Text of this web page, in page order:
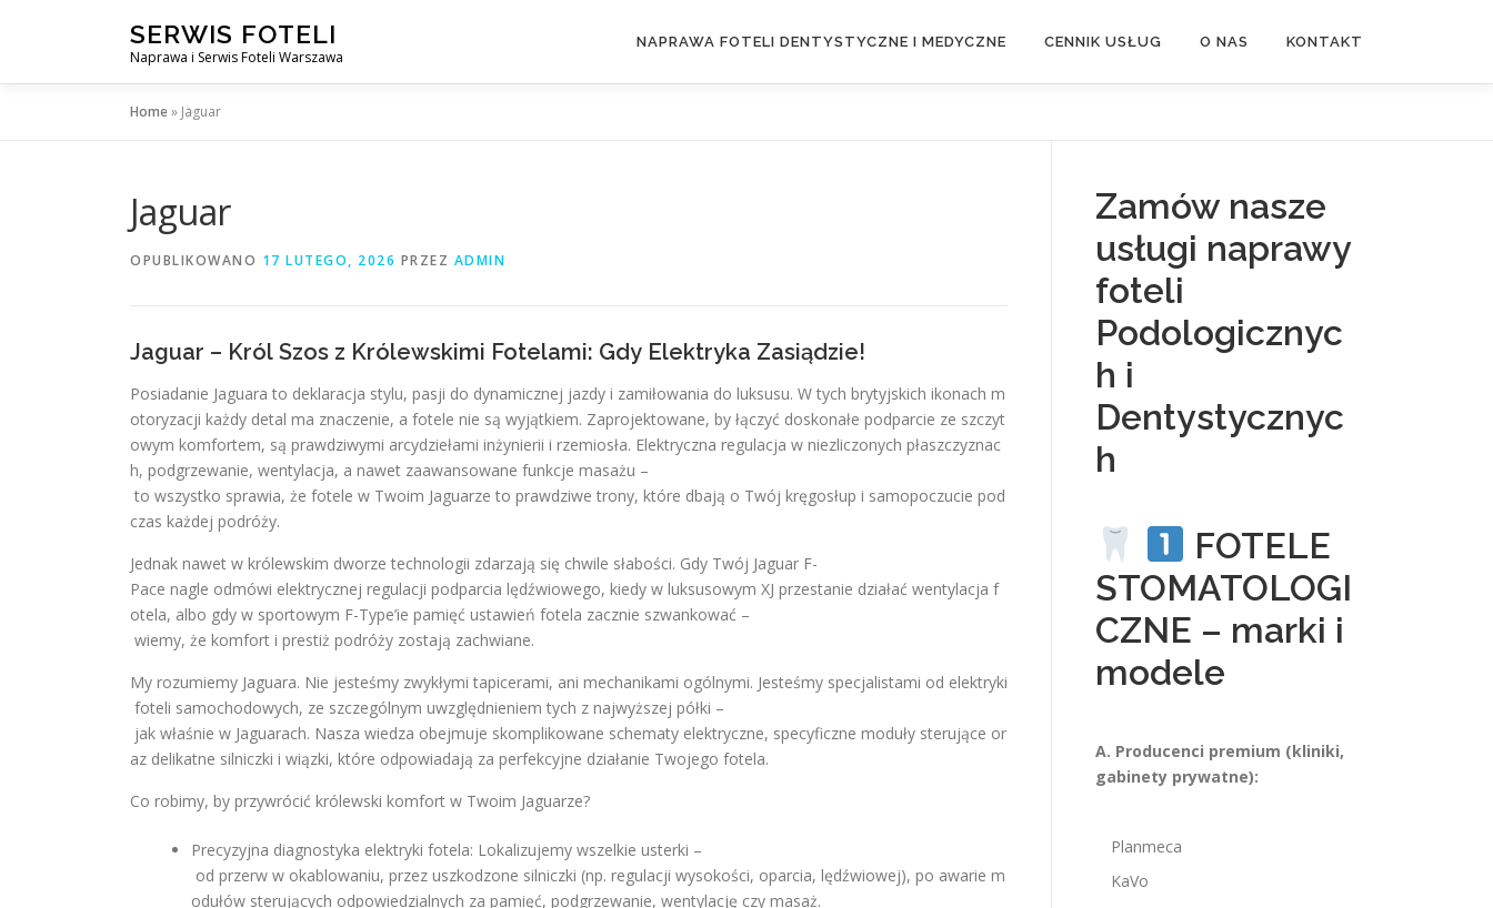
SERWIS FOTELI
Naprawa i Serwis Foteli Warszawa
NAPRAWA FOTELI DENTYSTYCZNE I MEDYCZNE CENNIK USŁUG O NAS KONTAKT
Home» Jaguar
Jaguar
OPUBLIKOWANO 17 LUTEGO, 2026 PRZEZ ADMIN
Jaguar – Król Szos z Królewskimi Fotelami: Gdy Elektryka Zasiądzie!
Posiadanie Jaguara to deklaracja stylu, pasji do dynamicznej jazdy i zamiłowania do luksusu. W tych brytyjskich ikonach m
otoryzacji każdy detal ma znaczenie, a fotele nie są wyjątkiem. Zaprojektowane, by łączyć doskonałe podparcie ze szczyt
owym komfortem, są prawdziwymi arcydziełami inżynierii i rzemiosła. Elektryczna regulacja w niezliczonych płaszczyznac
h, podgrzewanie, wentylacja, a nawet zaawansowane funkcje masażu –
to wszystko sprawia, że fotele w Twoim Jaguarze to prawdziwe trony, które dbają o Twój kręgosłup i samopoczucie pod
czas każdej podróży.
Jednak nawet w królewskim dworze technologii zdarzają się chwile słabości. Gdy Twój Jaguar F-
Pace nagle odmówi elektrycznej regulacji podparcia lędźwiowego, kiedy w luksusowym XJ przestanie działać wentylacja f
otela, albo gdy w sportowym F-Type’ie pamięć ustawień fotela zacznie szwankować –
wiemy, że komfort i prestiż podróży zostają zachwiane.
My rozumiemy Jaguara. Nie jesteśmy zwykłymi tapicerami, ani mechanikami ogólnymi. Jesteśmy specjalistami od elektryki
foteli samochodowych, ze szczególnym uwzględnieniem tych z najwyższej półki –
jak właśnie w Jaguarach. Nasza wiedza obejmuje skomplikowane schematy elektryczne, specyficzne moduły sterujące or
az delikatne silniczki i wiązki, które odpowiadają za perfekcyjne działanie Twojego fotela.
Co robimy, by przywrócić królewski komfort w Twoim Jaguarze?
Precyzyjna diagnostyka elektryki fotela: Lokalizujemy wszelkie usterki –
od przerw w okablowaniu, przez uszkodzone silniczki (np. regulacji wysokości, oparcia, lędźwiowej), po awarie m
odułów sterujących odpowiedzialnych za pamięć, podgrzewanie, wentylację czy masaż.
Zamów nasze
usługi naprawy
foteli
Podologicznyc
h i
Dentystycznyc
h
FOTELE
STOMATOLOGI
CZNE – marki i
modele
A. Producenci premium (kliniki,
gabinety prywatne):
Planmeca
KaVo